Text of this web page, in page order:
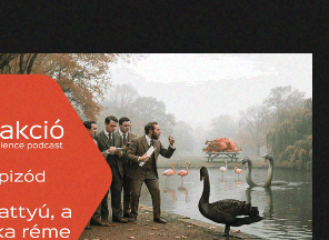
az MI és a giccsfestők
kezdjünk a Nobel-díjasainkkal?
szakértők az MI körül
áll hazánk az MI-világlistán?
127 - Ügyfélszolgálat vagy profitorientált időhúzás?